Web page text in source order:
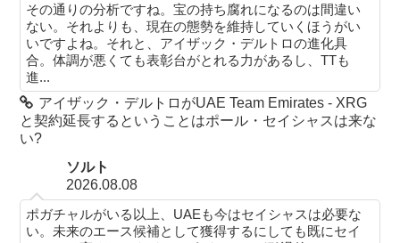
その通りの分析ですね。宝の持ち腐れになるのは間違い
ない。それよりも、現在の態勢を維持していくほうがい
いですよね。それと、アイザック・デルトロの進化具
合。体調が悪くても表彰台がとれる力があるし、TTも
進...
アイザック・デルトロがUAE Team Emirates - XRG
と契約延長するということはポール・セイシャスは来な
い?
ソルト
2026.08.08
ポガチャルがいる以上、UAEも今はセイシャスは必要な
い。未来のエース候補として獲得するにしても既にセイ